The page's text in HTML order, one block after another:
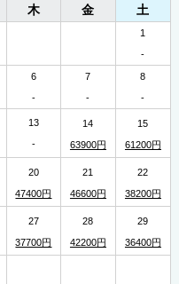
木 金 土
1
-
6
-
7
-
8
-
13
-
14
63900円
15
61200円
20
47400円
21
46600円
22
38200円
27
37700円
28
42200円
29
36400円